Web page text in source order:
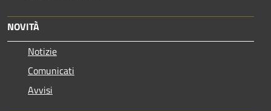
NOVITÀ
Notizie
Comunicati
Avvisi